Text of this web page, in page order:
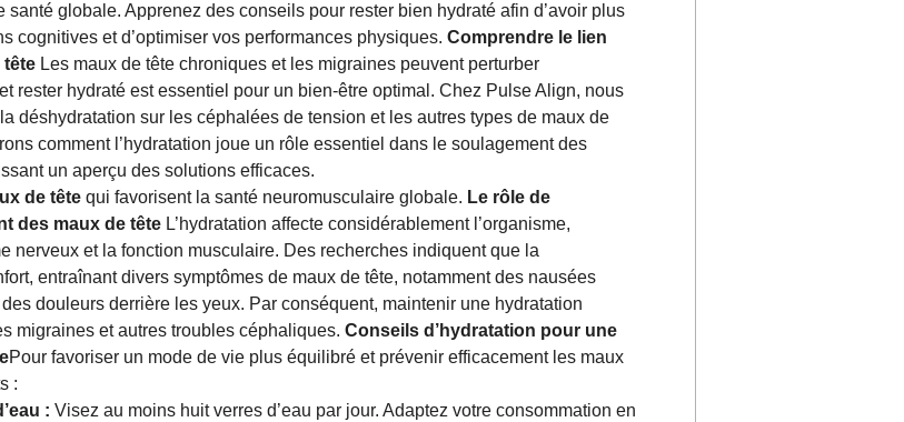
santé globale. Apprenez des conseils pour rester bien hydraté afin d’avoir plus
cognitives et d’optimiser vos performances physiques. Comprendre le lien
tête Les maux de tête chroniques et les migraines peuvent perturber
rester hydraté est essentiel pour un bien-être optimal. Chez Pulse Align, nous
déshydratation sur les céphalées de tension et les autres types de maux de
comment l’hydratation joue un rôle essentiel dans le soulagement des
un aperçu des solutions efficaces.
de tête qui favorisent la santé neuromusculaire globale. Le rôle de
des maux de tête L’hydratation affecte considérablement l’organisme,
nerveux et la fonction musculaire. Des recherches indiquent que la
entraînant divers symptômes de maux de tête, notamment des nausées
douleurs derrière les yeux. Par conséquent, maintenir une hydratation
migraines et autres troubles céphaliques. Conseils d’hydratation pour une
Pour favoriser un mode de vie plus équilibré et prévenir efficacement les maux
:
: Visez au moins huit verres d’eau par jour. Adaptez votre consommation en